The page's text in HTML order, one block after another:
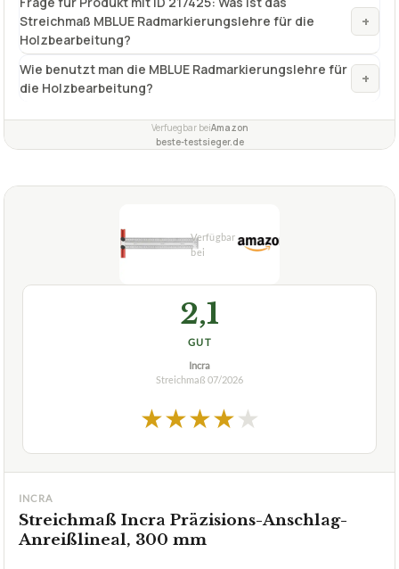
Streichmaß MBLUE Radmarkierungslehre für die
Holzbearbeitung?
+
Wie benutzt man die MBLUE Radmarkierungslehre für
die Holzbearbeitung?
+
Verfuegbar beiAmazon
beste-testsieger.de
2,1
GUT
Incra
Streichmaß 07/2026
★★★★★
INCRA
Streichmaß Incra Präzisions-Anschlag-
Anreißlineal, 300 mm